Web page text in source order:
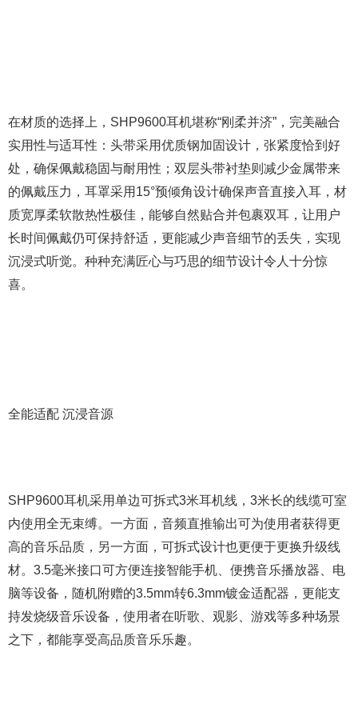
在材质的选择上，SHP9600耳机堪称“刚柔并济”，完美融合
实用性与适耳性：头带采用优质钢加固设计，张紧度恰到好
处，确保佩戴稳固与耐用性；双层头带衬垫则减少金属带来
的佩戴压力，耳罩采用15°预倾角设计确保声音直接入耳，材
质宽厚柔软散热性极佳，能够自然贴合并包裹双耳，让用户
长时间佩戴仍可保持舒适，更能减少声音细节的丢失，实现
沉浸式听觉。种种充满匠心与巧思的细节设计令人十分惊
喜。
全能适配 沉浸音源
SHP9600耳机采用单边可拆式3米耳机线，3米长的线缆可室
内使用全无束缚。一方面，音频直推输出可为使用者获得更
高的音乐品质，另一方面，可拆式设计也更便于更换升级线
材。3.5毫米接口可方便连接智能手机、便携音乐播放器、电
脑等设备，随机附赠的3.5mm转6.3mm镀金适配器，更能支
持发烧级音乐设备，使用者在听歌、观影、游戏等多种场景
之下，都能享受高品质音乐乐趣。